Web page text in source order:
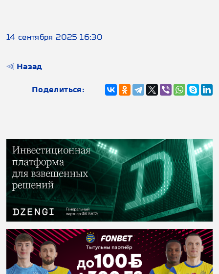
14 сентября 2025 16:30
Назад
Поделиться: